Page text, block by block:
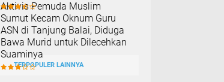
Aktivis Pemuda Muslim
Sumut Kecam Oknum Guru
ASN di Tanjung Balai, Diduga
Bawa Murid untuk Dilecehkan
Suaminya
TERPOPULER LAINNYA